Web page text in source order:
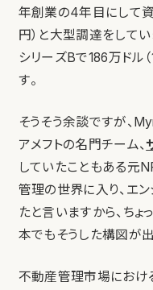
年創業の4年目にして
円）と大型調達をして
シリーズBで186万ドル
す。
そうそう余談ですが、
アメフトの名門チーム、
していたこともある元
管理の世界に入り、エ
たと言いますから、ち
本でもそうした構図が
不動産管理市場におけ